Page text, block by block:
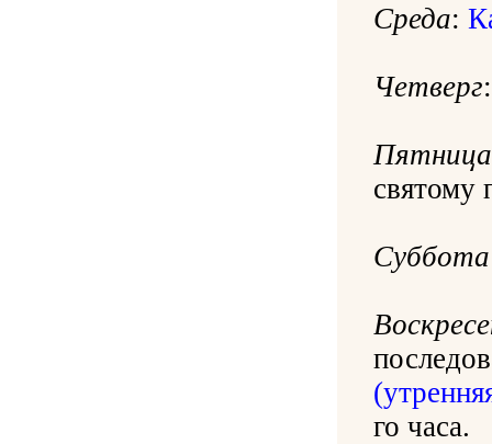
Среда:
Четверг
Пятница
святому
Суббота
го часа.